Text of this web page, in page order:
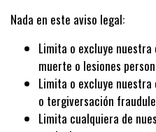
Nada en este aviso legal:
Limita o excluye
muerte o lesiones
Limita o excluye
o tergiversación
Limita cualquiera de